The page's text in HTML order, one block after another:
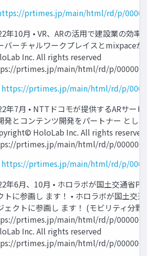
prtimes.jp/main/html/rd/p/
年10月 • VR、ARの活用で建設業の効
バーチャルワークプレイスとmixpace
Inc. All rights reserved
prtimes.jp/main/html/rd/p/
https://prtimes.jp/main/html/rd/p/
年7月 • NTTドコモが提供するARサー
発とコンテンツ開発をパートナー とし
HoloLab Inc. All rights reserved
prtimes.jp/main/html/rd/p/
https://prtimes.jp/main/html/rd/p/
年6月、10月 • ホロラボが国土交通省
トに参画し ます！ • ホロラボが国土交
ェクトに参画し ます！ (モビリティ分野)
prtimes.jp/main/html/rd/p/
Inc. All rights reserved
prtimes.jp/main/html/rd/p/